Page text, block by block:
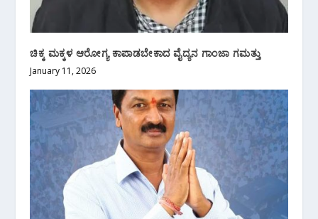
ಚಿಕ್ಕ ಮಕ್ಕಳ ಆರೋಗ್ಯ ಕಾಪಾಡಬೇಕಾದ ವೈದ್ಯನ ಗಾಂಜಾ ಗಮತ್ತು
January 11, 2026